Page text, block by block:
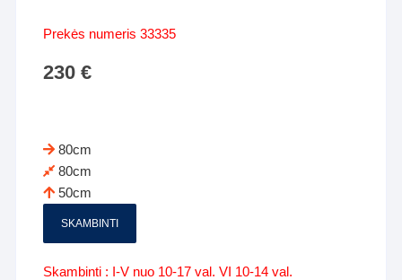
Prekės numeris 33335
230€
80cm
80cm
50cm
SKAMBINTI
Skambinti : I-V nuo 10-17 val. VI 10-14 val.